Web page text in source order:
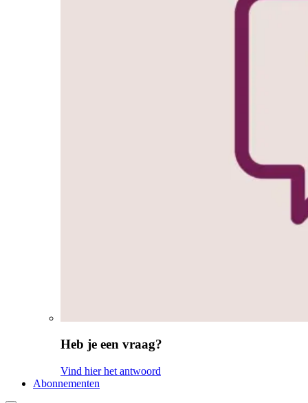
Heb je een vraag?
Vind hier het antwoord
Abonnementen